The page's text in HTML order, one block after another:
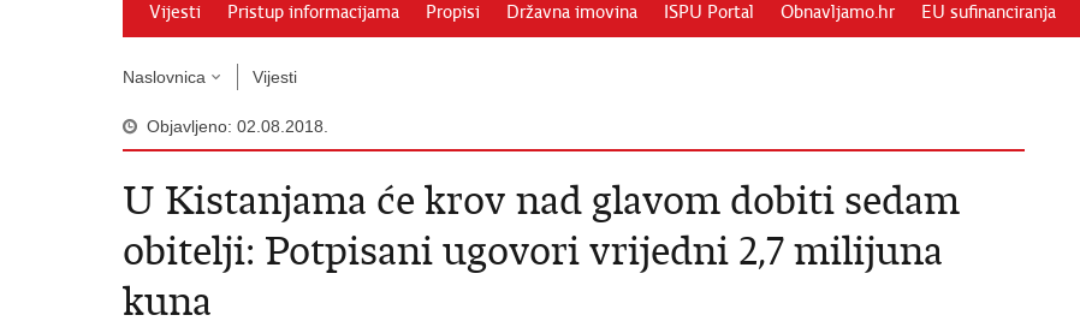
Vijesti Pristup informacijama Propisi Državna imovina ISPU Portal Obnavljamo.hr EU sufinanciranja
Naslovnica Vijesti
Objavljeno: 02.08.2018.
U Kistanjama će krov nad glavom dobiti sedam
obitelji: Potpisani ugovori vrijedni 2,7 milijuna
kuna